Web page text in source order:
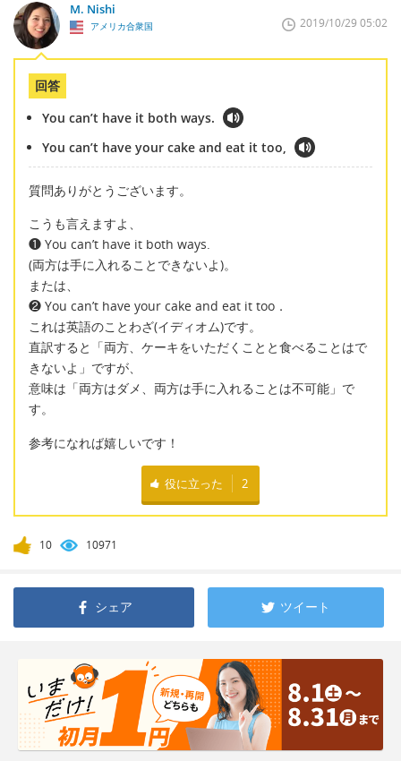
M. Nishi
アメリカ合衆国 2019/10/29 05:02
回答
You can’t have it both ways.
You can’t have your cake and eat it too,
質問ありがとうございます。
こうも言えますよ、
❶ You can’t have it both ways.
(両方は手に入れることできないよ)。
または、
❷ You can’t have your cake and eat it too．
これは英語のことわざ(イディオム)です。
直訳すると「両方、ケーキをいただくことと食べることはで
きないよ」ですが、
意味は「両方はダメ、両方は手に入れることは不可能」で
す。
参考になれば嬉しいです！
役に立った 2
10 10971
シェア ツイート